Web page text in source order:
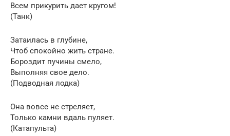
Всем прикурить дает кругом!
(Танк)
Затаилась в глубине,
Чтоб спокойно жить стране.
Бороздит пучины смело,
Выполняя свое дело.
(Подводная лодка)
Она вовсе не стреляет,
Только камни вдаль пуляет.
(Катапульта)